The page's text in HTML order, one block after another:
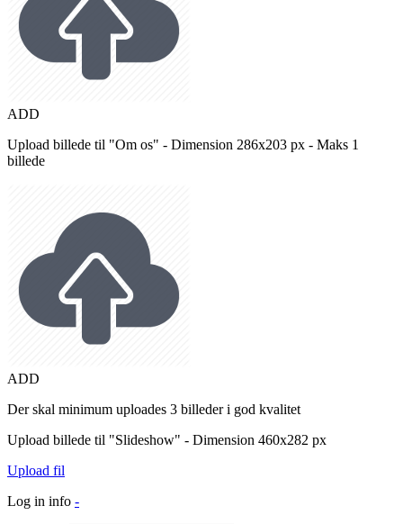
ADD
Upload billede til "Om os" - Dimension 286x203 px - Maks 1
billede
ADD
Der skal minimum uploades 3 billeder i god kvalitet
Upload billede til "Slideshow" - Dimension 460x282 px
Upload fil
Log in info -